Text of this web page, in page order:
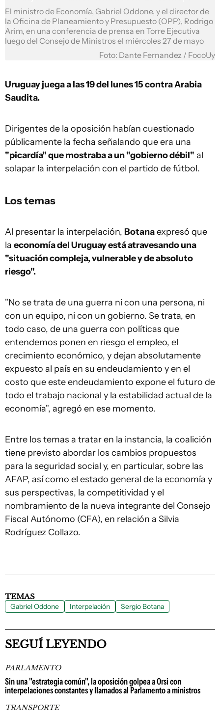
El ministro de Economía, Gabriel Oddone, y el director de
la Oficina de Planeamiento y Presupuesto (OPP), Rodrigo
Arim, en una conferencia de prensa en Torre Ejecutiva
luego del Consejo de Ministros el miércoles 27 de mayo
Foto: Dante Fernandez / FocoUy
Uruguay juega a las 19 del lunes 15 contra Arabia
Saudita.
Dirigentes de la oposición habían cuestionado
públicamente la fecha señalando que era una
"picardía" que mostraba a un "gobierno débil" al
solapar la interpelación con el partido de fútbol.
Los temas
Al presentar la interpelación, Botanaexpresó que
la economía del Uruguay está atravesando una
"situación compleja, vulnerable y de absoluto
riesgo".
"No se trata de una guerra ni con una persona, ni
con un equipo, ni con un gobierno. Se trata, en
todo caso, de una guerra con políticas que
entendemos ponen en riesgo el empleo, el
crecimiento económico, y dejan absolutamente
expuesto al país en su endeudamiento y en el
costo que este endeudamiento expone el futuro de
todo el trabajo nacional y la estabilidad actual de la
economía", agregó en ese momento.
Entre los temas a tratar en la instancia, la coalición
tiene previsto abordar los cambios propuestos
para la seguridad social y, en particular, sobre las
AFAP, así como el estado general de la economía y
sus perspectivas, la competitividad y el
nombramiento de la nueva integrante del Consejo
Fiscal Autónomo (CFA), en relación a Silvia
Rodríguez Collazo.
TEMAS
Gabriel Oddone Interpelación Sergio Botana
SEGUÍ LEYENDO
PARLAMENTO
Sin una "estrategia común", la oposición golpea a Orsi con
interpelaciones constantes y llamados al Parlamento a ministros
TRANSPORTE